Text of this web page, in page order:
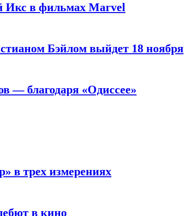
Икс в фильмах Marvel
Бэйлом выйдет 18 ноября
— благодаря «Одиссее»
в трех измерениях
в кино